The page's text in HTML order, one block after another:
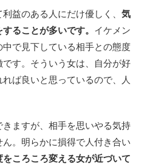
益のある人にだけ優しく、 気
ることが多いです。 イケメン
で見下している相手との態度
す。そういう女は、自分が好
ば良いと思っているので、人
ますが、相手を思いやる気持
。明らかに損得で人付き合い
をころころ変える女が近づいて